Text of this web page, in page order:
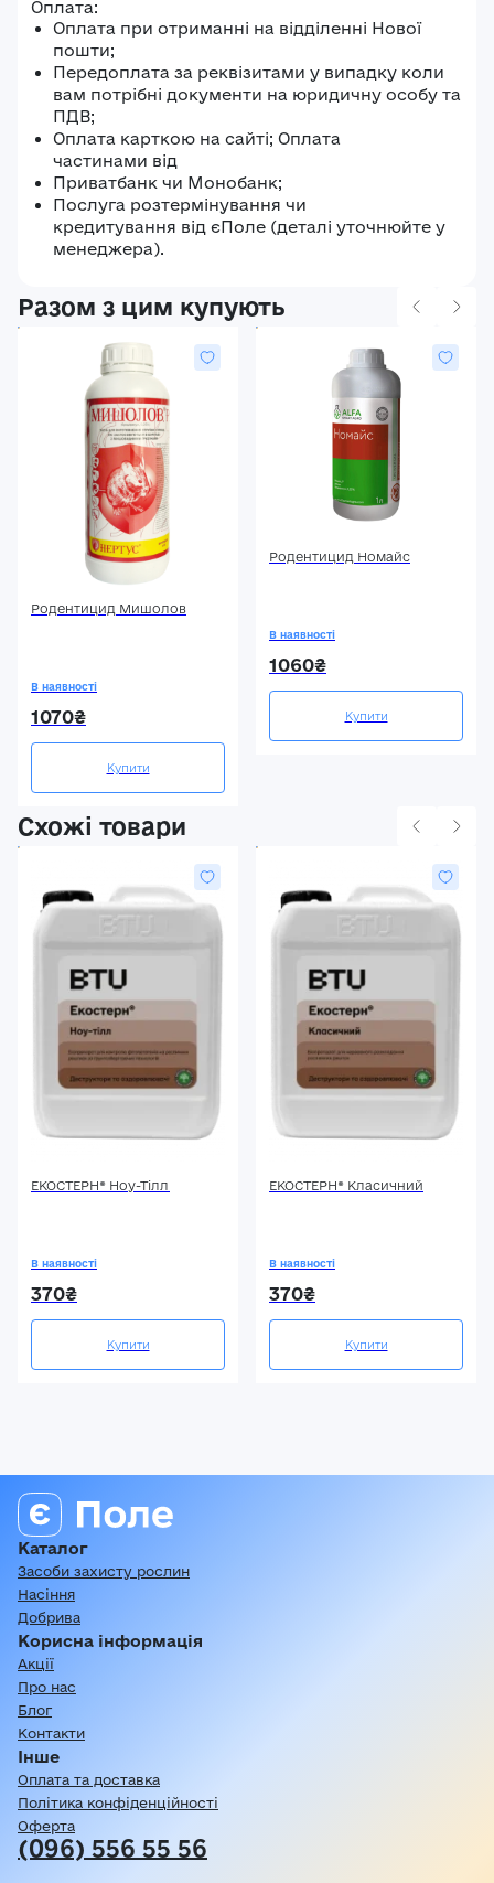
Оплата:
Оплата при отриманні на відділенні Нової
пошти;
Передоплата за реквізитами у випадку коли
вам потрібні документи на юридичну особу та
ПДВ;
Оплата карткою на сайті; Оплата
частинами від
Приватбанк чи Монобанк;
Послуга розтермінування чи
кредитування від єПоле (деталі уточнюйте у
менеджера).
Разом з цим купують
Родентицид Мишолов
В наявності
1070₴
Купити
Родентицид Номайс
В наявності
1060₴
Купити
Схожі товари
ЕКОСТЕРН® Ноу-Тілл
В наявності
370₴
Купити
ЕКОСТЕРН® Класичний
В наявності
370₴
Купити
Каталог
Засоби захисту рослин
Насіння
Добрива
Корисна інформація
Акції
Про нас
Блог
Контакти
Інше
Оплата та доставка
Політика конфіденційності
Оферта
(096) 556 55 56